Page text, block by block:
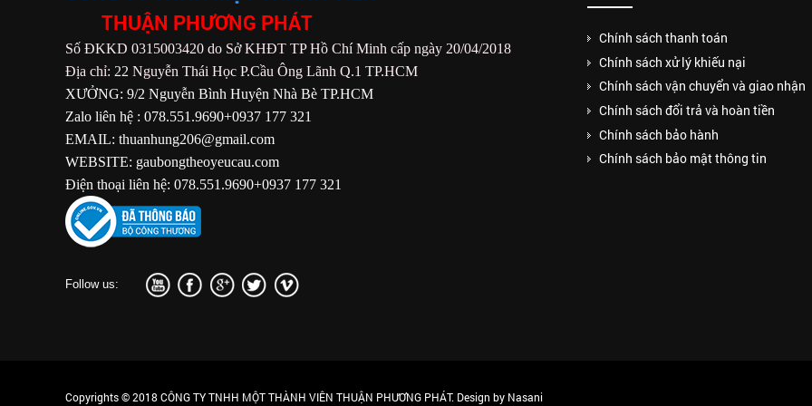
THUẬN PHƯƠNG PHÁT
Số ĐKKD 0315003420 do Sở KHĐT TP Hồ Chí Minh cấp ngày 20/04/2018
Địa chỉ: 22 Nguyễn Thái Học P.Cầu Ông Lãnh Q.1 TP.HCM
XƯỞNG: 9/2 Nguyễn Bình Huyện Nhà Bè TP.HCM
Zalo liên hệ : 078.551.9690+0937 177 321
EMAIL: thuanhung206@gmail.com
WEBSITE: gaubongtheoyeucau.com
Điện thoại liên hệ: 078.551.9690+0937 177 321
Follow us:
Chính sách thanh toán
Chính sách xử lý khiếu nại
Chính sách vận chuyển và giao nhận
Chính sách đổi trả và hoàn tiền
Chính sách bảo hành
Chính sách bảo mật thông tin
Copyrights © 2018 CÔNG TY TNHH MỘT THÀNH VIÊN THUẬN PHƯƠNG PHÁT. Design by Nasani